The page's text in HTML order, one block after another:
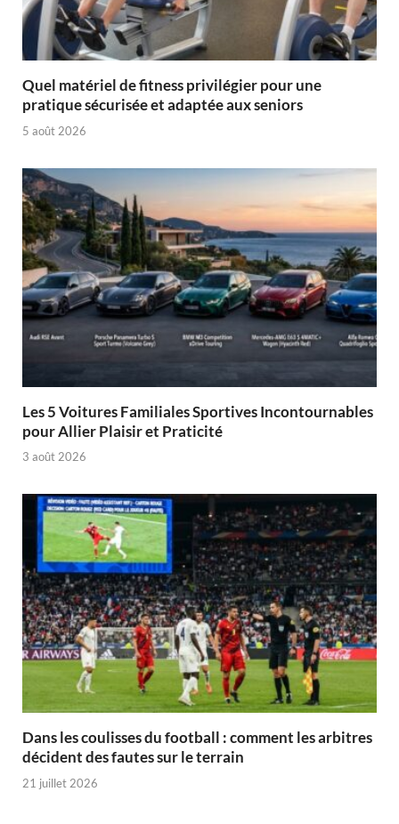
Quel matériel de fitness privilégier pour une
pratique sécurisée et adaptée aux seniors
5 août 2026
Les 5 Voitures Familiales Sportives Incontournables
pour Allier Plaisir et Praticité
3 août 2026
Dans les coulisses du football : comment les arbitres
décident des fautes sur le terrain
21 juillet 2026